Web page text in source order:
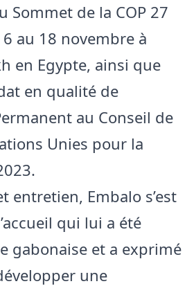
Sommet de la COP 27
au 18 novembre à
en Egypte, ainsi que
en qualité de
au Conseil de
Unies pour la
entretien, Embalo s’est
qui lui a été
gabonaise et a exprimé
une